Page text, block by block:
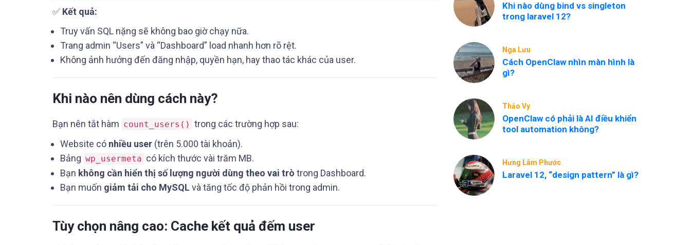
✅ Kết quả:
Truy vấn SQL nặng sẽ không bao giờ chạy nữa.
Trang admin “Users” và “Dashboard” load nhanh hơn rõ rệt.
Không ảnh hưởng đến đăng nhập, quyền hạn, hay thao tác khác của user.
Khi nào nên dùng cách này?
Bạn nên tắt hàm count_users() trong các trường hợp sau:
Website có nhiều user (trên 5.000 tài khoản).
Bảng wp_usermeta có kích thước vài trăm MB.
Bạn không cần hiển thị số lượng người dùng theo vai trò trong Dashboard.
Bạn muốn giảm tải cho MySQL và tăng tốc độ phản hồi trong admin.
Tùy chọn nâng cao: Cache kết quả đếm user
Khi nào dùng bind vs singleton
trong laravel 12?
Nga Lưu
Cách OpenClaw nhìn màn hình là
gì?
Thảo Vy
OpenClaw có phải là AI điều khiển
tool automation không?
Hưng Lâm Phước
Laravel 12, “design pattern” là gì?